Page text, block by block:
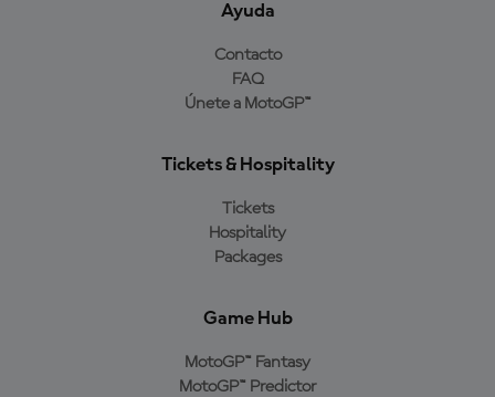
Ayuda
Contacto
FAQ
Únete a MotoGP™
Tickets & Hospitality
Tickets
Hospitality
Packages
Game Hub
MotoGP™ Fantasy
MotoGP™ Predictor